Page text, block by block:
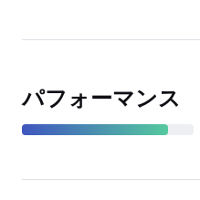
パフォーマンス